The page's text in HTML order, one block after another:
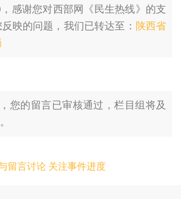
感谢您对西部网《民生热线》的支
映的问题，我们已转达至： 陕西省
您的留言已审核通过，栏目组将及
留言讨论 关注事件进度